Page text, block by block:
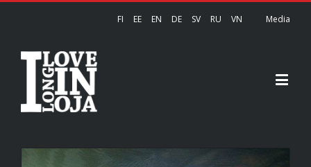
FI EE EN DE SV RU VN Media